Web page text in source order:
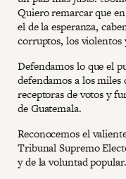
Quiero remarcar que
el de la esperanza,
corruptos, los violentos
Defendamos lo que el
defendamos a los
receptoras de votos y
de Guatemala.
Reconocemos el
Tribunal Supremo
y de la voluntad popular.